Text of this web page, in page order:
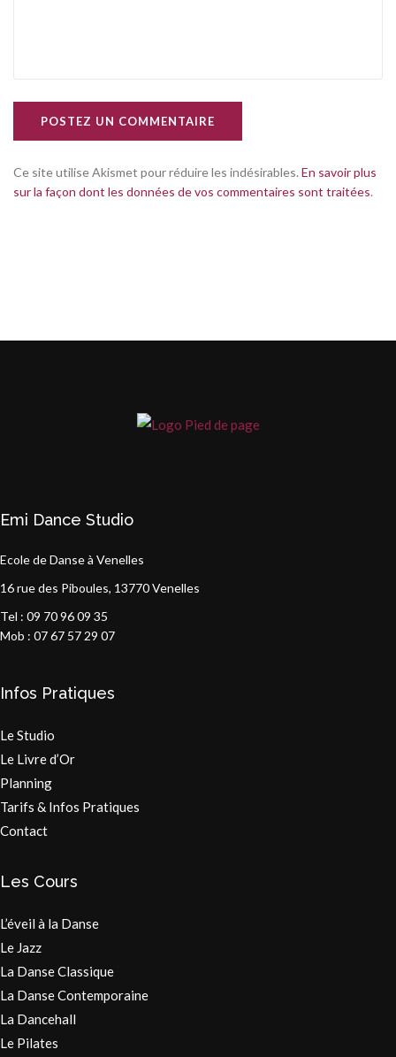
POSTEZ UN COMMENTAIRE
Ce site utilise Akismet pour réduire les indésirables. En savoir plus
sur la façon dont les données de vos commentaires sont traitées.
Emi Dance Studio
Ecole de Danse à Venelles
16 rue des Piboules, 13770 Venelles
Tel : 09 70 96 09 35
Mob : 07 67 57 29 07
Infos Pratiques
Le Studio
Le Livre d’Or
Planning
Tarifs & Infos Pratiques
Contact
Les Cours
L’éveil à la Danse
Le Jazz
La Danse Classique
La Danse Contemporaine
La Dancehall
Le Pilates